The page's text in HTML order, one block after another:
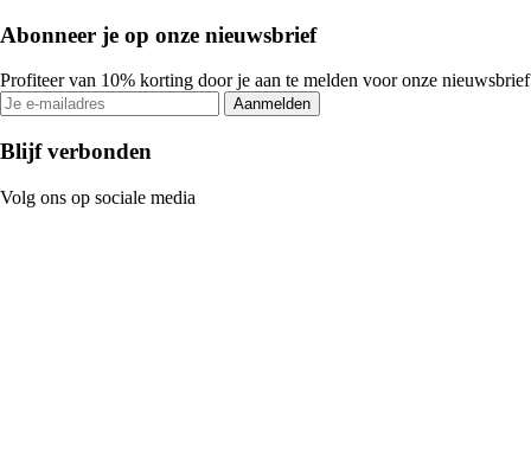
Abonneer je op onze nieuwsbrief
Profiteer van 10% korting door je aan te melden voor onze nieuwsbrief
Aanmelden
Blijf verbonden
Volg ons op sociale media